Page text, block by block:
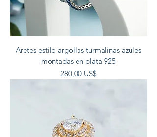
Aretes estilo argollas turmalinas azules
montadas en plata 925
Precio
280,00 US$